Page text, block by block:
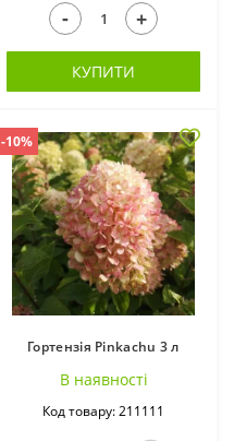
- +
КУПИТИ
-10%
Гортензія Pinkachu 3 л
В наявностi
Код товару: 211111